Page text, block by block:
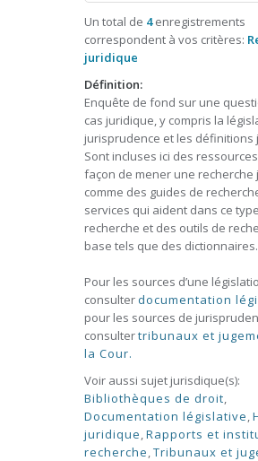
Un total de 4enregistrements
correspondent à vos critères:
juridique
Définition:
Enquête de fond sur une
cas juridique, y compris la
jurisprudence et les définitions
Sont incluses ici des
façon de mener une recherche
comme des guides de
services qui aident dans ce
recherche et des outils de
base tels que des dictionnaires.
Pour les sources d’une
consulterdocumentation
pour les sources de
consultertribunaux et
la Cour.
Voir aussi sujet jurisdique(s):
Bibliothèques de droit,
Documentation législative,
juridique,Rapports et
recherche,Tribunaux et